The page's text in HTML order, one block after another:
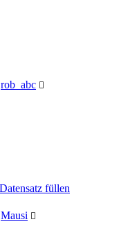
rob_abc
füllen
Mausi